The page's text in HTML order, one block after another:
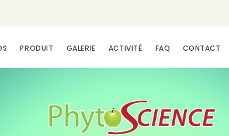
PRODUIT GALERIE ACTIVITÉ FAQ CONTACT